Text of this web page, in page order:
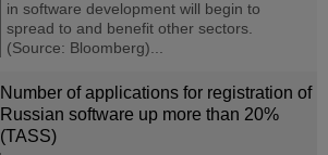
in software development will begin to
spread to and benefit other sectors.
(Source: Bloomberg)...
Number of applications for registration of
Russian software up more than 20%
(TASS)